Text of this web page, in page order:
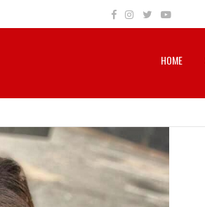
HOME